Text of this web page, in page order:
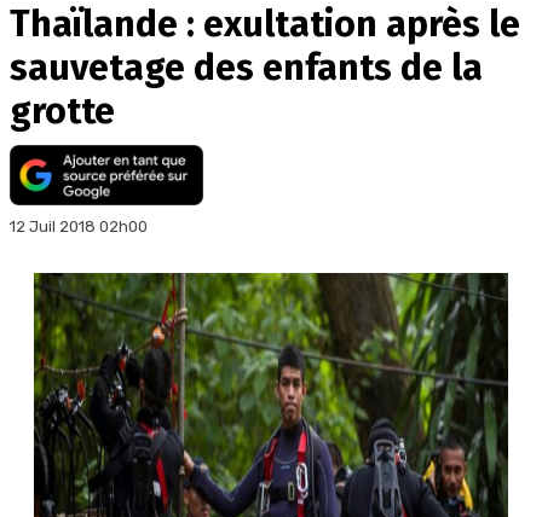
Thaïlande : exultation après le
sauvetage des enfants de la
grotte
12 Juil 2018 02h00